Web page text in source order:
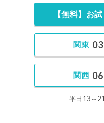
【無料】お
関東
関西
平日13～